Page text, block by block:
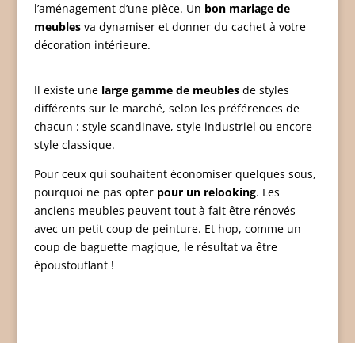
l’aménagement d’une pièce. Un bon mariage de
meublesva dynamiser et donner du cachet à votre
décoration intérieure.
Il existe une large gamme de meublesde styles
différents sur le marché, selon les préférences de
chacun : style scandinave, style industriel ou encore
style classique.
Pour ceux qui souhaitent économiser quelques sous,
pourquoi ne pas opter pour un relooking. Les
anciens meubles peuvent tout à fait être rénovés
avec un petit coup de peinture. Et hop, comme un
coup de baguette magique, le résultat va être
époustouflant !